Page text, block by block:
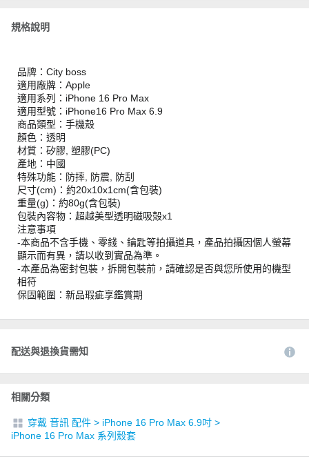
規格說明
品牌：City boss
適用廠牌：Apple
適用系列：iPhone 16 Pro Max
適用型號：iPhone16 Pro Max 6.9
商品類型：手機殼
顏色：透明
材質：矽膠, 塑膠(PC)
產地：中國
特殊功能：防摔, 防震, 防刮
尺寸(cm)：約20x10x1cm(含包裝)
重量(g)：約80g(含包裝)
包裝內容物：超越美型透明磁吸殻x1
注意事項
-本商品不含手機、零錢、鑰匙等拍攝道具，產品拍攝因個人螢幕
顯示而有異，請以收到實品為準。
-本產品為密封包裝，拆開包裝前，請確認是否與您所使用的機型
相符
保固範圍：新品瑕疵享鑑賞期
配送與退換貨需知
相關分類
穿戴 音訊 配件 > iPhone 16 Pro Max 6.9吋 >
iPhone 16 Pro Max 系列殼套